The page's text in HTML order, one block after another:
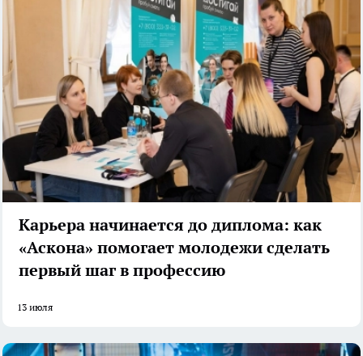
Карьера начинается до диплома: как
«Аскона» помогает молодежи сделать
первый шаг в профессию
13 июля